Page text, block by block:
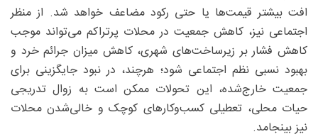
افت بیشتر قیمت‌ها یا حتی رکود مضاعف خواهد شد. از منظر
اجتماعی نیز، کاهش جمعیت در محلات پرتراکم می‌تواند موجب
کاهش فشار بر زیرساخت‌های شهری، کاهش میزان جرائم خرد و
بهبود نسبی نظم اجتماعی شود؛ هرچند، در نبود جایگزینی برای
جمعیت خارج‌شده، این تحولات ممکن است به زوال تدریجی
حیات محلی، تعطیلی کسب‌وکارهای کوچک و خالی‌شدن محلات
نیز بینجامد.